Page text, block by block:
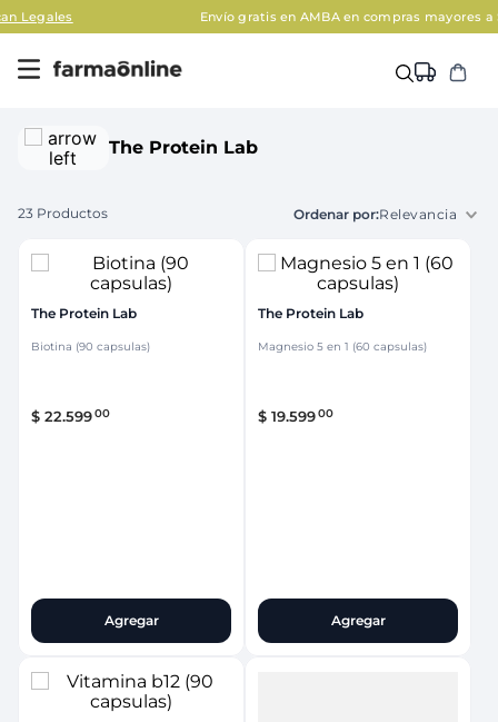
Envío gratis en AMBA en compras mayores a $120.000
The Protein Lab
23 Productos Relevancia
The Protein Lab
Biotina (90 capsulas)
$ 22.59900
Agregar
The Protein Lab
Magnesio 5 en 1 (60 capsulas)
$ 19.59900
Agregar